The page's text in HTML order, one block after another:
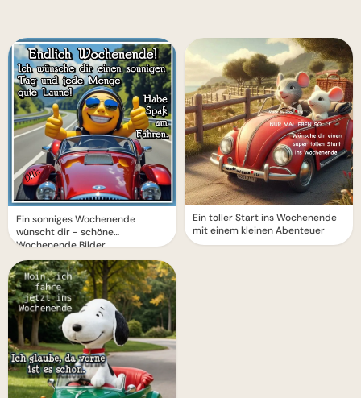
Ein sonniges Wochenende
wünscht dir - schöne
Wochenende Bilder
Ein toller Start ins Wochenende
mit einem kleinen Abenteuer